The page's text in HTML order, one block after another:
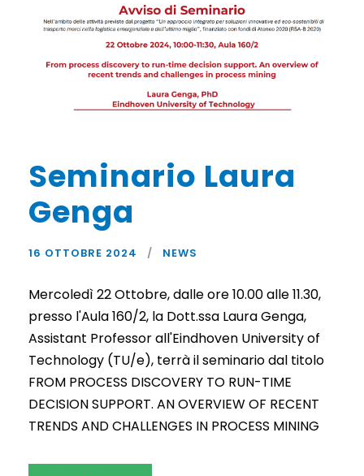
Seminario Laura
Genga
16 OTTOBRE 2024 NEWS
Mercoledì 22 Ottobre, dalle ore 10.00 alle 11.30,
presso l'Aula 160/2, la Dott.ssa Laura Genga,
Assistant Professor all'Eindhoven University of
Technology (TU/e), terrà il seminario dal titolo
FROM PROCESS DISCOVERY TO RUN-TIME
DECISION SUPPORT. AN OVERVIEW OF RECENT
TRENDS AND CHALLENGES IN PROCESS MINING